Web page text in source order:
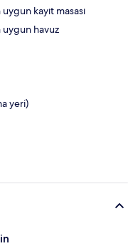
kayıt masası
uygun havuz
yeri)